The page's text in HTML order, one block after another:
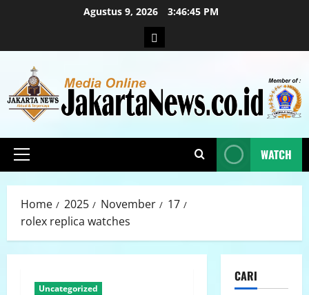
Agustus 9, 2026 3:46:46 PM
WATCH
Home 2025 November
17
rolex replica watches
Uncategorized
CARI